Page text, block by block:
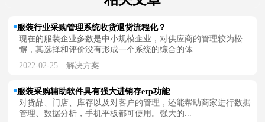
服装行业采购管理系统收货退货流程化？
现在的服装企业多数是中小规模企业，对供应商的管理较为松
懈，其选择和评价没有形成一个系统的综合的体...
2022-02-25 解决方案
服装采购辅助软件具有强大进销存erp功能
对货品、门店、库存以及对客户的管理，还能帮助商家进行数据
管理、数据分析，手机平板都可使用。强大的...